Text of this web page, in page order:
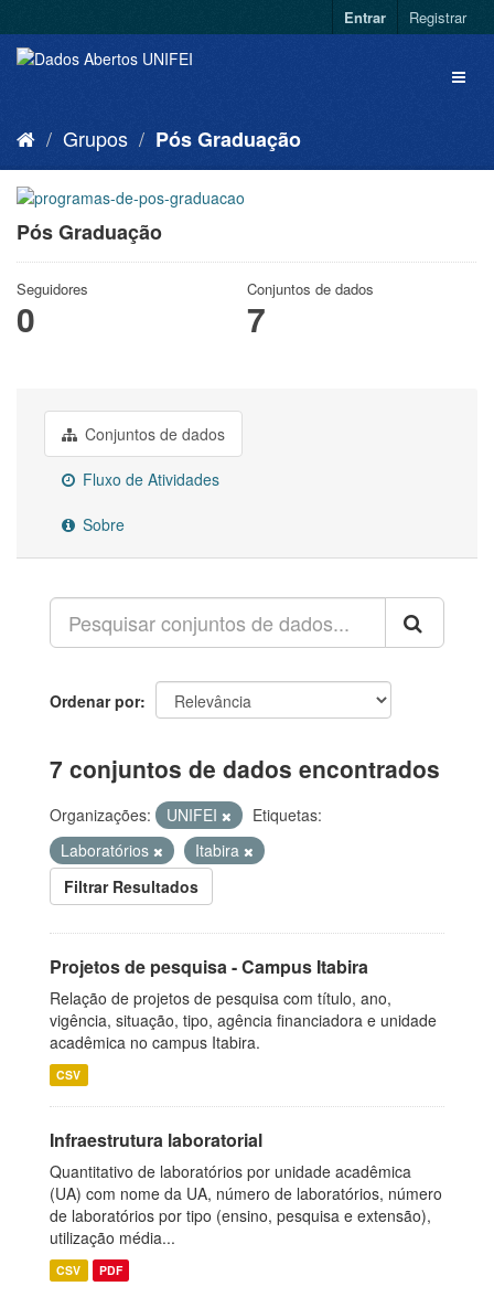
Entrar Registrar
Grupos Pós Graduação
Pós Graduação
Seguidores
0
Conjuntos de dados
7
Conjuntos de dados
Fluxo de Atividades
Sobre
Ordenar por
7 conjuntos de dados encontrados
Organizações: UNIFEI
Etiquetas:
Laboratórios
Itabira
Filtrar Resultados
Projetos de pesquisa - Campus Itabira
Relação de projetos de pesquisa com título, ano,
vigência, situação, tipo, agência financiadora e unidade
acadêmica no campus Itabira.
CSV
Infraestrutura laboratorial
Quantitativo de laboratórios por unidade acadêmica
(UA) com nome da UA, número de laboratórios, número
de laboratórios por tipo (ensino, pesquisa e extensão),
utilização média...
CSV PDF